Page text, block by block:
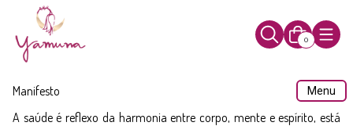
0
Menu
Manifesto
A saúde é reflexo da harmonia entre corpo, mente e espírito, está